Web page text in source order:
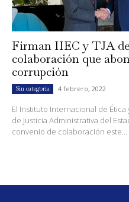
Firman IIEC y TJA
colaboración que
corrupción
Sin categoría 4 febrero, 2022
El Instituto Internacional de Ética
de Justicia Administrativa del
convenio de colaboración este...